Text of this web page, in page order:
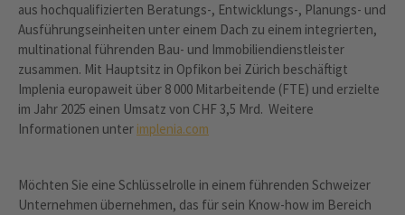
aus hochqualifizierten Beratungs-, Entwicklungs-, Planungs- und
Ausführungseinheiten unter einem Dach zu einem integrierten,
multinational führenden Bau- und Immobiliendienstleister
zusammen. Mit Hauptsitz in Opfikon bei Zürich beschäftigt
Implenia europaweit über 8 000 Mitarbeitende (FTE) und erzielte
im Jahr 2025 einen Umsatz von CHF 3,5 Mrd. Weitere
Informationen unter implenia.com
Möchten Sie eine Schlüsselrolle in einem führenden Schweizer
Unternehmen übernehmen, das für sein Know-how im Bereich